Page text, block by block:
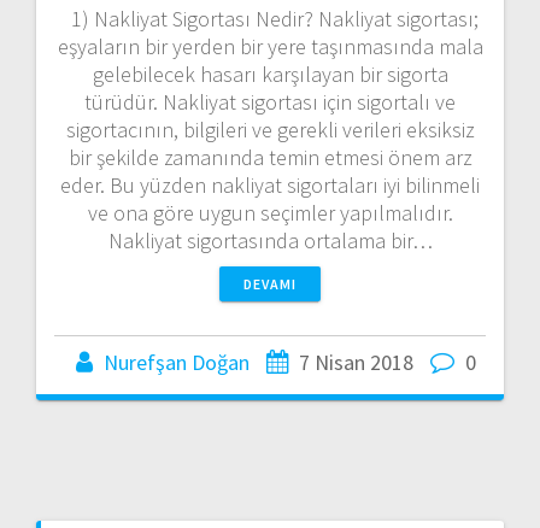
1) Nakliyat Sigortası Nedir? Nakliyat sigortası;
eşyaların bir yerden bir yere taşınmasında mala
gelebilecek hasarı karşılayan bir sigorta
türüdür. Nakliyat sigortası için sigortalı ve
sigortacının, bilgileri ve gerekli verileri eksiksiz
bir şekilde zamanında temin etmesi önem arz
eder. Bu yüzden nakliyat sigortaları iyi bilinmeli
ve ona göre uygun seçimler yapılmalıdır.
Nakliyat sigortasında ortalama bir…
DEVAMI
Nurefşan Doğan 7 Nisan 2018 0